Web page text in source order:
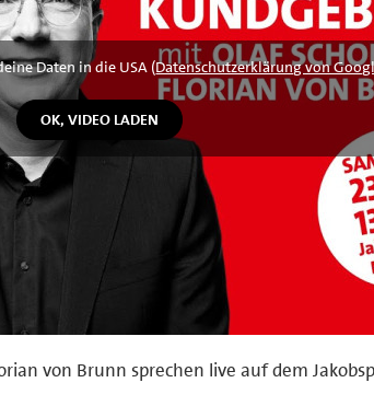
Daten in die USA (Datenschutzerklärung von
von Brunn sprechen live auf dem